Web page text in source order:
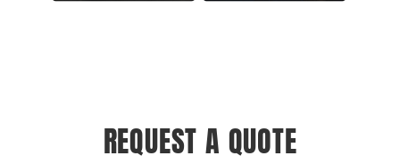
REQUEST A QUOTE